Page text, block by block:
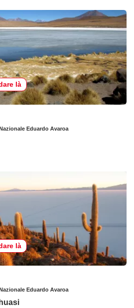
là
Eduardo Avaroa
là
Eduardo Avaroa